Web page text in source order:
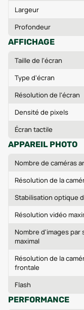
Largeur
Profondeur
AFFICHAGE
Taille de l'écran
Type d'écran
Résolution de l'écran
Densité de pixels
Écran tactile
APPAREIL PHOTO
Nombre de caméras
Résolution de la
Stabilisation optique
Résolution vidéo
Nombre d'images par
maximal
Résolution de la
frontale
Flash
PERFORMANCE